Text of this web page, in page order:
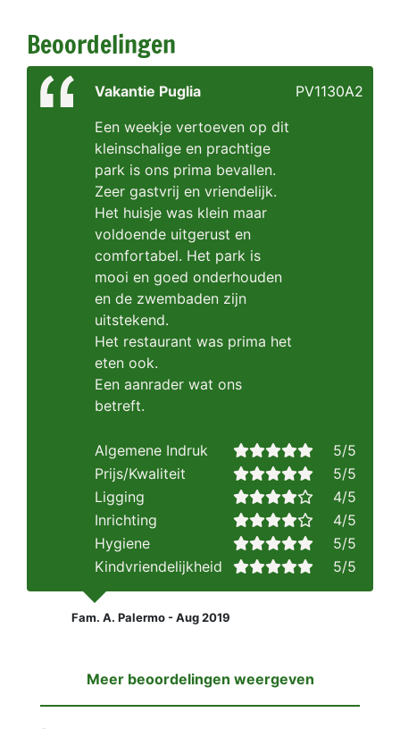
Beoordelingen
Vakantie Puglia
Een weekje vertoeven op dit
kleinschalige en prachtige
park is ons prima bevallen.
Zeer gastvrij en vriendelijk.
Het huisje was klein maar
voldoende uitgerust en
comfortabel. Het park is
mooi en goed onderhouden
en de zwembaden zijn
uitstekend.
Het restaurant was prima het
eten ook.
Een aanrader wat ons
betreft.
PV1130A2
Algemene Indruk
5/5
Prijs/Kwaliteit
5/5
Ligging
4/5
Inrichting
4/5
Hygiene
5/5
Kindvriendelijkheid
5/5
Fam. A. Palermo - Aug 2019
Meer beoordelingen weergeven